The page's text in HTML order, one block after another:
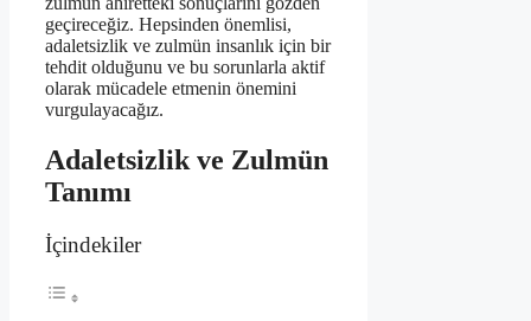
geçireceğiz. Hepsinden önemlisi,
adaletsizlik ve zulmün insanlık için bir
tehdit olduğunu ve bu sorunlarla aktif
olarak mücadele etmenin önemini
vurgulayacağız.
Adaletsizlik ve Zulmün
Tanımı
İçindekiler